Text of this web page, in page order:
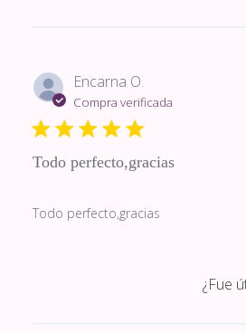
Encarna O.
Compra verificada
Todo perfecto,gracias
Todo perfecto,gracias
¿Fue